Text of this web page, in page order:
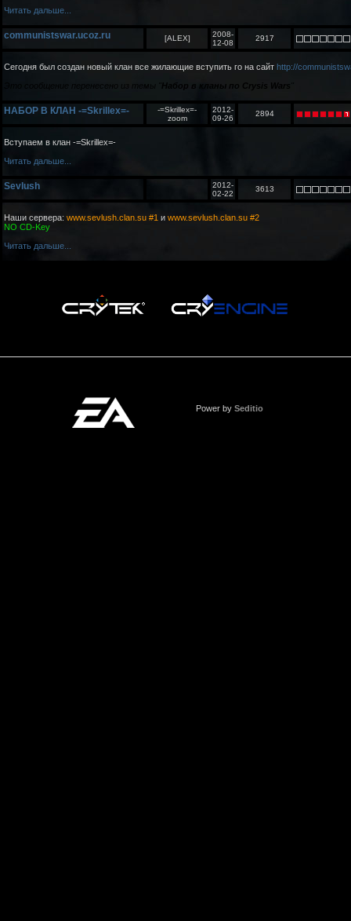
Читать дальше...
communistswar.ucoz.ru [ALEX]
2008-
12-08
2917
Сегодня был создан новый клан все жилающие вступить го на сайт http://
Это сообщение перенесено из темы " Набор в кланы по Crysis Wars
НАБОР В КЛАН -=Skrillex=-
-=Skrillex=-
zoom
2012-
09-26
2894
Вступаем в клан -=Skrillex=-
Читать дальше...
Sevlush
2012-
02-22
3613
Наши сервера: www.sevlush.clan.su #1 и www.sevlush.clan.su #2
NO CD-Key
Читать дальше...
Power by Seditio